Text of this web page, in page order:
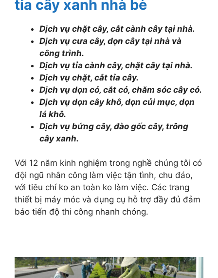
tỉa cây xanh nhà bè
Dịch vụ chặt cây, cắt cành cây tại nhà.
Dịch vụ cưa cây, dọn cây tại nhà và
công trình.
Dịch vụ tỉa cành cây, chặt cây tại nhà.
Dịch vụ chặt, cắt tỉa cây.
Dịch vụ dọn cỏ, cắt cỏ, chăm sóc cây cỏ.
Dịch vụ dọn cây khô, dọn củi mục, dọn
lá khô.
Dịch vụ bứng cây, đào gốc cây, trông
cây xanh.
Với 12 năm kinh nghiệm trong nghề chúng tôi có
đội ngũ nhân công làm việc tận tình, chu đáo,
với tiêu chí ko an toàn ko làm việc. Các trang
thiết bị máy móc và dụng cụ hỗ trợ đầy đủ đảm
bảo tiến độ thi công nhanh chóng.